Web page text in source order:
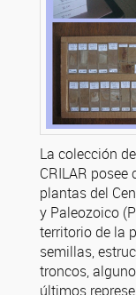
La colección
CRILAR
plantas del
y Paleozoico
territorio de la
semillas,
troncos,
últimos